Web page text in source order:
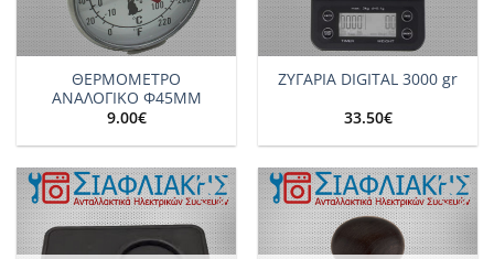
ΘΕΡΜΟΜΕΤΡΟ
ΑΝΑΛΟΓΙΚΟ Φ45ΜΜ
9.00€
ΖΥΓΑΡΙΑ DIGITAL 3000 gr
33.50€
Add to
wishlist
Add to
wishlist